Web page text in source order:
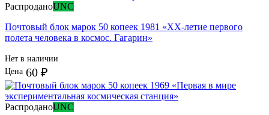
РаспроданоUNC
Почтовый блок марок 50 копеек 1981 «ХХ-летие первого
полета человека в космос. Гагарин»
Нет в наличии
Цена 60 ₽
РаспроданоUNC